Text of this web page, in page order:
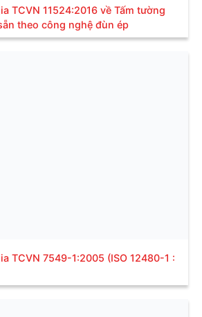
TCVN 11524:2016 về Tấm tường
theo công nghệ đùn ép
TCVN 7549-1:2005 (ISO 12480-1 :